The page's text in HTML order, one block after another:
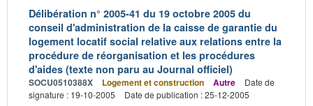
Délibération n° 2005-41 du 19 octobre 2005 du
conseil d'administration de la caisse de garantie du
logement locatif social relative aux relations entre la
procédure de réorganisation et les procédures
d'aides (texte non paru au Journal officiel)
SOCU0510388X Logement et construction Autre
Date de
signature : 19-10-2005
Date de publication : 25-12-2005